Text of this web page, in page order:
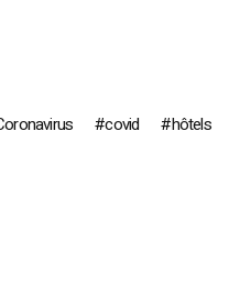
covid hôtels